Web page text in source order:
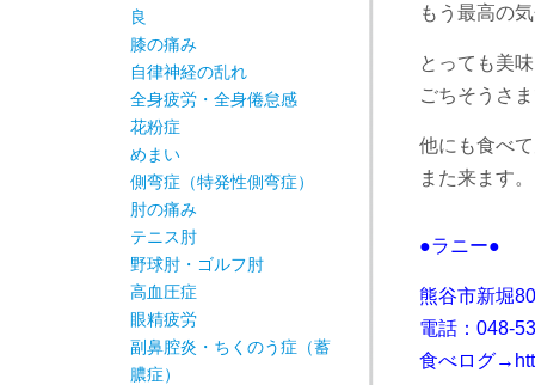
もう最高の
とっても美
ごちそうさ
他にも食べ
また来ます。
●ラニー●
熊谷市新堀
電話：048-
食べログ→
良
膝の痛み
自律神経の乱れ
全身疲労・全身倦怠感
花粉症
めまい
側弯症（特発性側弯症）
肘の痛み
テニス肘
野球肘・ゴルフ肘
高血圧症
眼精疲労
副鼻腔炎・ちくのう症（蓄
膿症）